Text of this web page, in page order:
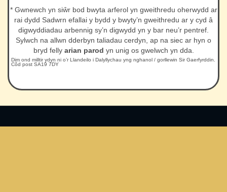
* Gwnewch yn siŵr bod bwyta arferol yn gweithredu oherwydd ar
rai dydd Sadwrn efallai y bydd y bwyty’n gweithredu ar y cyd â
digwyddiadau arbennig sy’n digwydd yn y bar neu’r pentref.
Sylwch na allwn dderbyn taliadau cerdyn, ap na siec ar hyn o
bryd felly arian parod yn unig os gwelwch yn dda.
Dim ond milltir ydyn ni o’r Llandeilo i Dalyllychau yng nghanol / gorllewin Sir Gaerfyrddin.
Côd post SA19 7DY